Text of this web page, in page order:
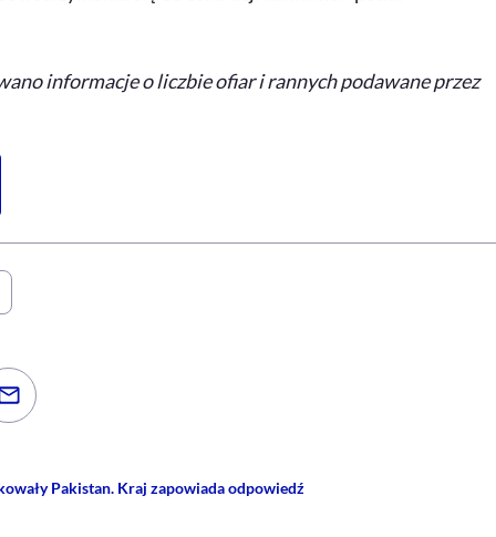
informacje o liczbie ofiar i rannych podawane przez
Twitterze
na Facebooku
Udostępnij przez e-mail
Pakistan. Kraj zapowiada odpowiedź